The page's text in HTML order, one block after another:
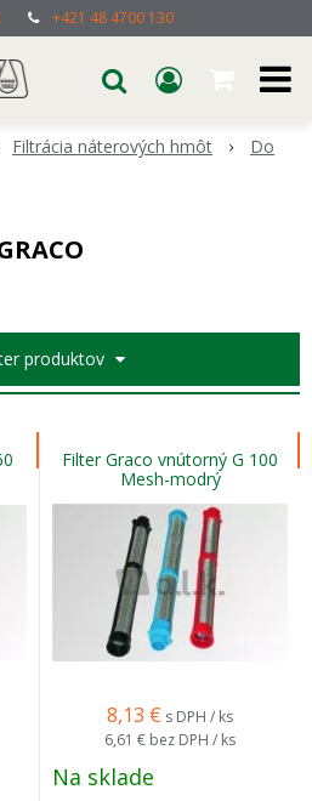
+421 48 4700 130
Filtrácia náterových hmôt
Do
produktov
Filter Graco vnútorný G 100
Mesh-modrý
8,13 € s DPH / ks
6,61 € bez DPH / ks
Na sklade